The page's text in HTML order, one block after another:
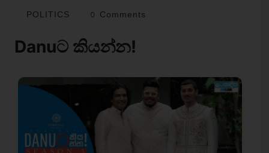
POLITICS 0 Comments